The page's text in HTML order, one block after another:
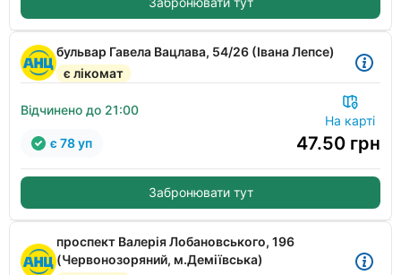
бульвар Гавела Вацлава, 54/26 (Івана Лепсе)
є лікомат
Відчинено до 21:00
На карті
47.50 грн
є 78 уп
Забронювати тут
проспект Валерія Лобановського, 196
(Червонозоряний, м.Деміївська)